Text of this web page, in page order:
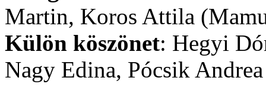
Martin, Koros Attila
Külön köszönet: Hegyi
Nagy Edina, Pócsik Andrea